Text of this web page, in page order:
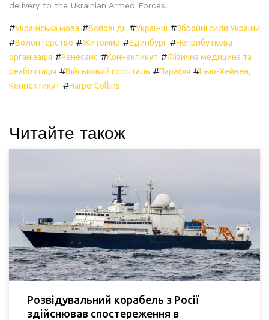
delivery to the Ukrainian Armed Forces.
#Українська мова #Бойові дії #Українці #Збройні сили України
#Волонтерство #Житомир #Единбург #Неприбуткова
організація #Ренесанс #Коннектикут #Фізична медицина та
реабілітація #Військовий госпіталь #Парафія #Нью-Хейвен,
Коннектикут #HarperCollins
Читайте також
Розвідувальний корабель з Росії
здійснював спостереження в